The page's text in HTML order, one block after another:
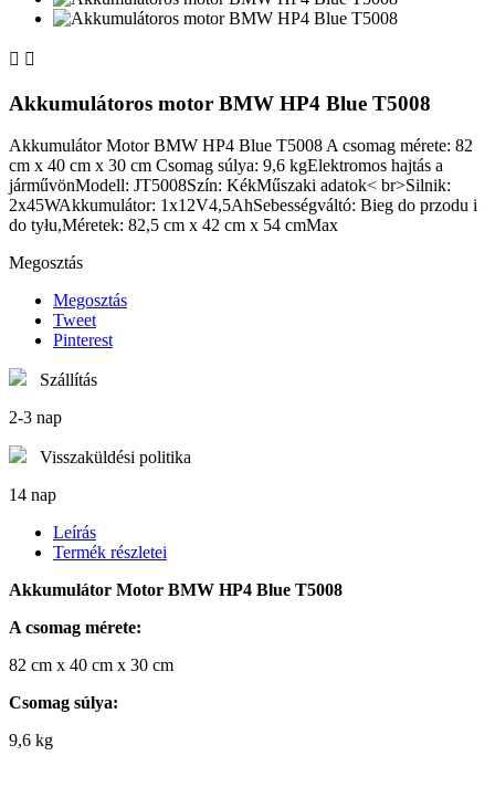
 
Akkumulátoros motor BMW HP4 Blue T5008
Akkumulátor Motor BMW HP4 Blue T5008 A csomag mérete: 82
cm x 40 cm x 30 cm Csomag súlya: 9,6 kgElektromos hajtás a
járművönModell: JT5008Szín: KékMűszaki adatok< br>Silnik:
2x45WAkkumulátor: 1x12V4,5AhSebességváltó: Bieg do przodu i
do tyłu,Méretek: 82,5 cm x 42 cm x 54 cmMax
Megosztás
Megosztás
Tweet
Pinterest
Szállítás
2-3 nap
Visszaküldési politika
14 nap
Leírás
Termék részletei
Akkumulátor Motor BMW HP4 Blue T5008
A csomag mérete:
82 cm x 40 cm x 30 cm
Csomag súlya:
9,6 kg